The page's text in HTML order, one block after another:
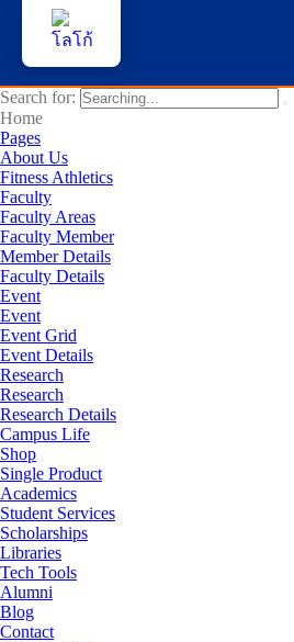
Search for:
Home
Pages
About Us
Fitness Athletics
Faculty
Faculty Areas
Faculty Member
Member Details
Faculty Details
Event
Event
Event Grid
Event Details
Research
Research
Research Details
Campus Life
Shop
Single Product
Academics
Student Services
Scholarships
Libraries
Tech Tools
Alumni
Blog
Contact
หน้าแรก
ผู้สนใจสมัครเรียน
บริการนักศึกษา
คณาจารย์และบุคลากร
บุคคลทั่วไป
ภาษาไทย